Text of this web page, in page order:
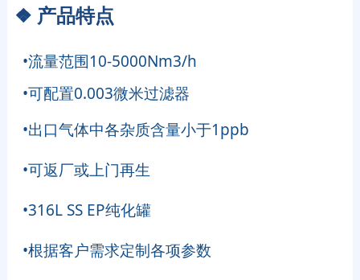
❖ 产品特点
•流量范围10-5000Nm3/h
•可配置0.003微米过滤器
•出口气体中各杂质含量小于1ppb
•可返厂或上门再生
•316L SS EP纯化罐
•根据客户需求定制各项参数